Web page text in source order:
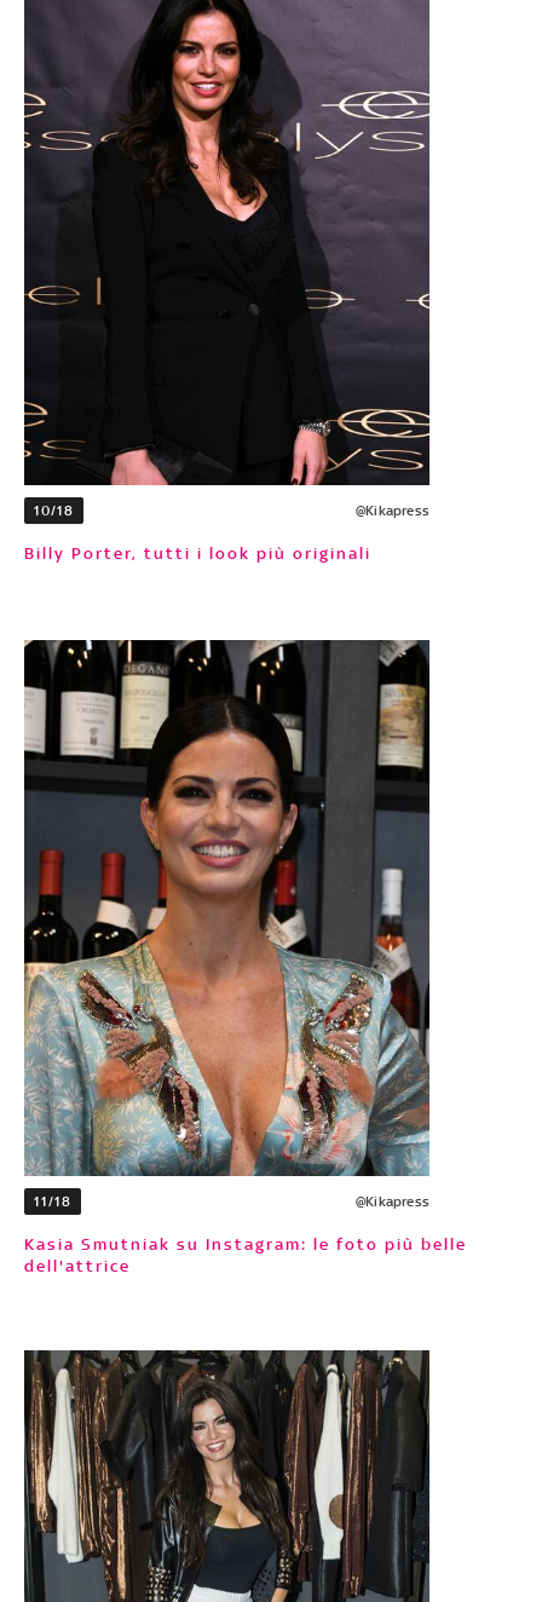
10/18 @Kikapress
Billy Porter, tutti i look più originali
11/18 @Kikapress
Kasia Smutniak su Instagram: le foto più belle
dell'attrice